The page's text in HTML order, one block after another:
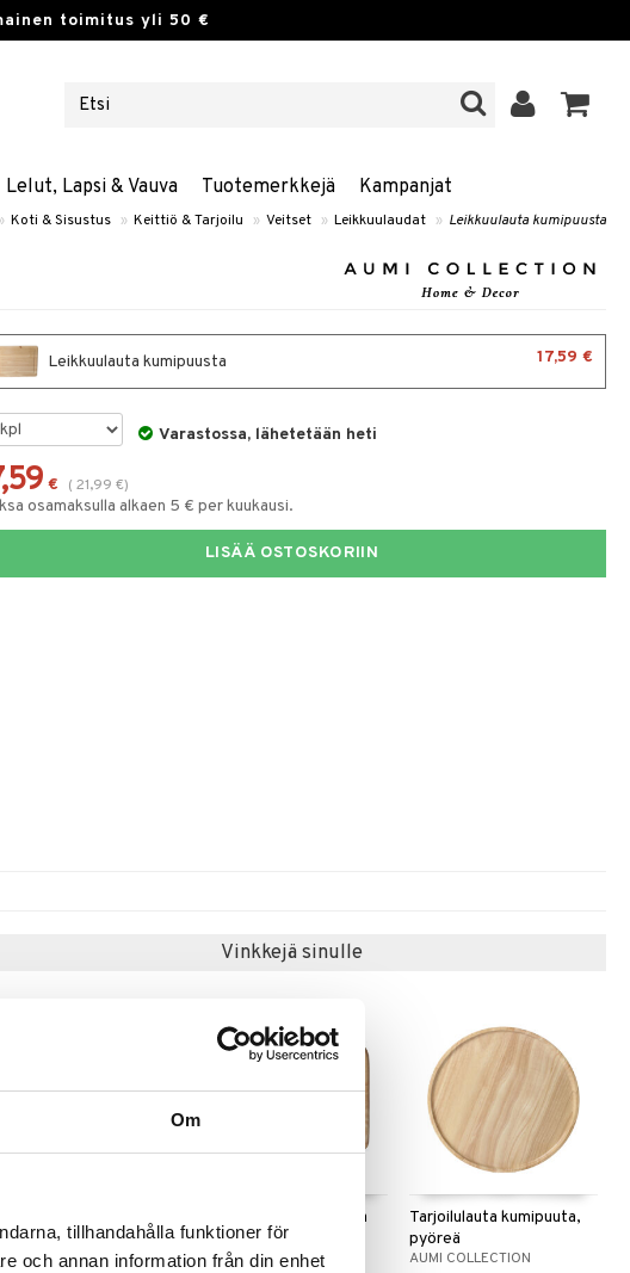
Om
tillhandahålla funktioner för
och annan information från din enhet
toimitus yli 50 €
Lelut, Lapsi & Vauva Tuotemerkkejä Kampanjat
» Koti & Sisustus » Keittiö & Tarjoilu » Veitset » Leikkuulaudat » Leikkuulauta kumipuusta
Leikkuulauta kumipuusta 17,59 €
Varastossa, lähetetään heti
€ ( 21,99 €)
osamaksulla alkaen 5 € per kuukausi.
LISÄÄ OSTOSKORIIN
Vinkkejä sinulle
COLLECTION
Tarjoilulauta kumipuuta
AUMI COLLECTION
Tarjoilulauta kumipuuta,
pyöreä
AUMI COLLECTION